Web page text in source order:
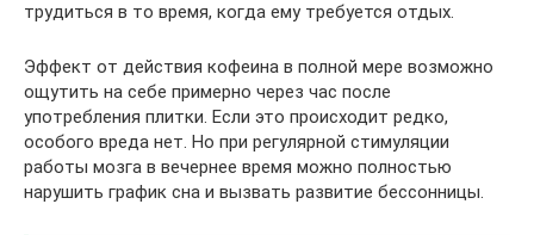
трудиться в то время, когда ему требуется отдых.
Эффект от действия кофеина в полной мере возможно
ощутить на себе примерно через час после
употребления плитки. Если это происходит редко,
особого вреда нет. Но при регулярной стимуляции
работы мозга в вечернее время можно полностью
нарушить график сна и вызвать развитие бессонницы.